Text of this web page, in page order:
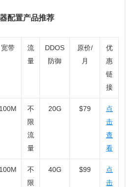
配置产品推荐
宽带
流
量
DDOS
防御
原价/
月
优
惠
链
接
100M
不
限
流
量
20G $79
点
击
查
看
100M
不
限
40G $99
点
击